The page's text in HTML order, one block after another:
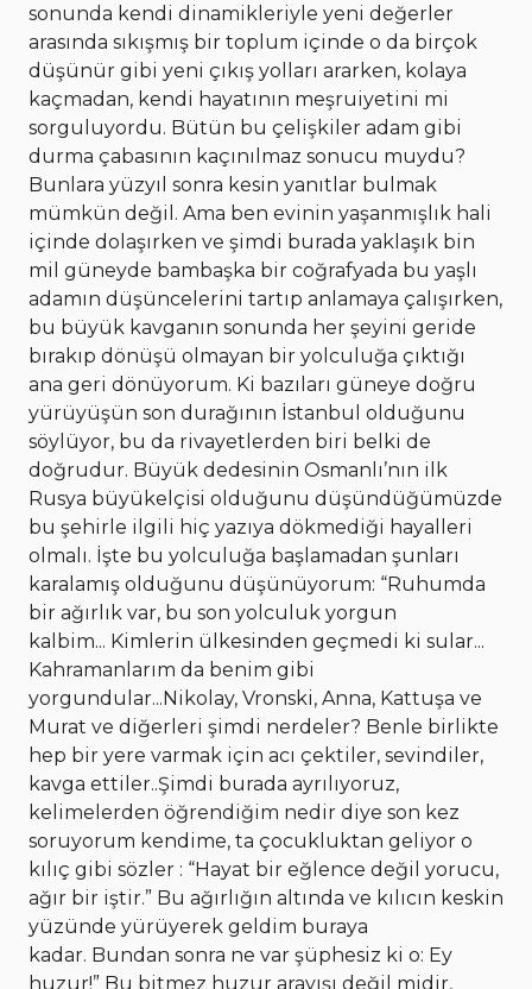
sonunda kendi dinamikleriyle yeni değerler
arasında sıkışmış bir toplum içinde o da birçok
düşünür gibi yeni çıkış yolları ararken, kolaya
kaçmadan, kendi hayatının meşruiyetini mi
sorguluyordu. Bütün bu çelişkiler adam gibi
durma çabasının kaçınılmaz sonucu muydu?
Bunlara yüzyıl sonra kesin yanıtlar bulmak
mümkün değil. Ama ben evinin yaşanmışlık hali
içinde dolaşırken ve şimdi burada yaklaşık bin
mil güneyde bambaşka bir coğrafyada bu yaşlı
adamın düşüncelerini tartıp anlamaya çalışırken,
bu büyük kavganın sonunda her şeyini geride
bırakıp dönüşü olmayan bir yolculuğa çıktığı
ana geri dönüyorum. Ki bazıları güneye doğru
yürüyüşün son durağının İstanbul olduğunu
söylüyor, bu da rivayetlerden biri belki de
doğrudur. Büyük dedesinin Osmanlı’nın ilk
Rusya büyükelçisi olduğunu düşündüğümüzde
bu şehirle ilgili hiç yazıya dökmediği hayalleri
olmalı. İşte bu yolculuğa başlamadan şunları
karalamış olduğunu düşünüyorum: “Ruhumda
bir ağırlık var, bu son yolculuk yorgun
kalbim... Kimlerin ülkesinden geçmedi ki sular...
Kahramanlarım da benim gibi
yorgundular...Nikolay, Vronski, Anna, Kattuşa ve
Murat ve diğerleri şimdi nerdeler? Benle birlikte
hep bir yere varmak için acı çektiler, sevindiler,
kavga ettiler..Şimdi burada ayrılıyoruz,
kelimelerden öğrendiğim nedir diye son kez
soruyorum kendime, ta çocukluktan geliyor o
kılıç gibi sözler : “Hayat bir eğlence değil yorucu,
ağır bir iştir.” Bu ağırlığın altında ve kılıcın keskin
yüzünde yürüyerek geldim buraya
kadar. Bundan sonra ne var şüphesiz ki o: Ey
huzur!” Bu bitmez huzur arayışı değil midir,